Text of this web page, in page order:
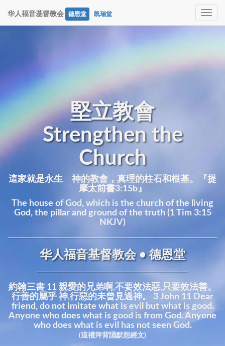
Toggle
华人福音基督教会 德恩堂 凯瑞堂
堅立教會
Strengthen the
Church
這家就是永生 神的教會，真理的柱石和根基。『提
摩太前書3:15b』
The house of God, which is the church of the living
God, the pillar and ground of the truth (1 Tim 3:15
NKJV)
华人福音基督教会 • 德恩堂
約翰三書 11 親愛的兄弟啊,不要效法惡,只要效法善。
行善的屬乎 神,行惡的未曾見過神。 3 John 11 Dear
friend, do not imitate what is evil but what is good.
Anyone who does what is good is from God. Anyone
who does what is evil has not seen God.
(這禮拜背誦默想經文)